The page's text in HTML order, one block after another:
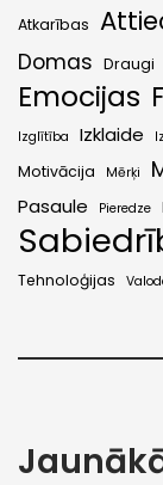
Atkarības
Domas Draugi
Emocijas
Izglītība
Izklaide
Motivācija
Mērķi
Pasaule Pieredze
Tehnoloģijas